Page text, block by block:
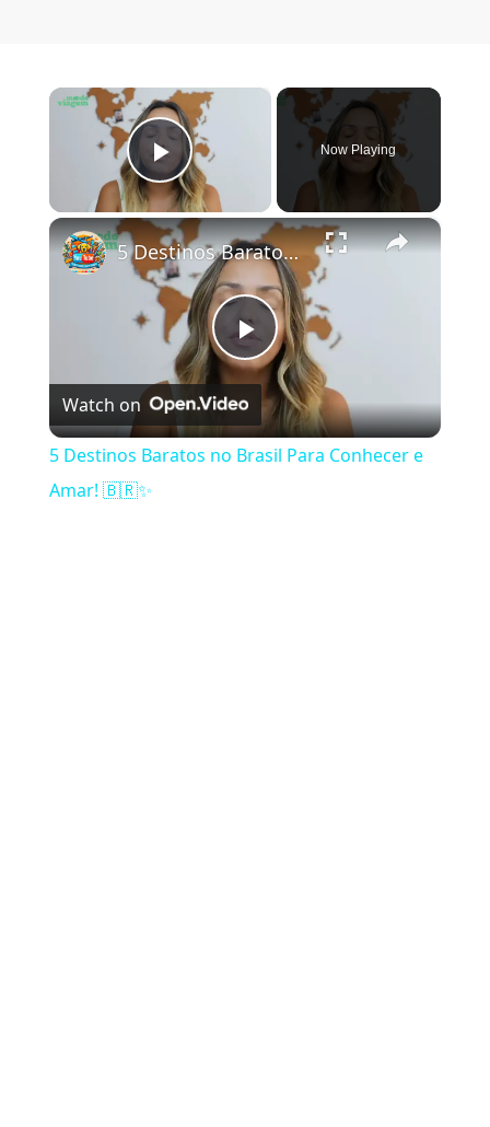
×
Play Video
Now Playing
×
Play Video
5 Destinos Baratos no Brasil Para Conhecer e Amar! 🇧🇷✨
Watch on
5 Destinos Baratos no Brasil Para Conhecer e
Amar! 🇧🇷✨